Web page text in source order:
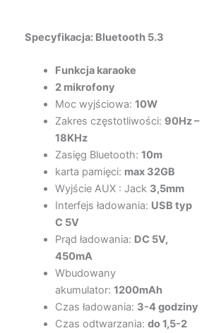
Specyfikacja: Bluetooth 5.3
Funkcja karaoke
2 mikrofony
Moc wyjściowa:10W
Zakres częstotliwości: 90Hz –
18KHz
Zasięg Bluetooth:10m
karta pamięci: max 32GB
Wyjście AUX : Jack 3,5mm
Interfejs ładowania: USB typ
C 5V
Prąd ładowania: DC 5V,
450mA
Wbudowany
akumulator:1200mAh
Czas ładowania: 3-4 godziny
Czas odtwarzania:do 1,5-2